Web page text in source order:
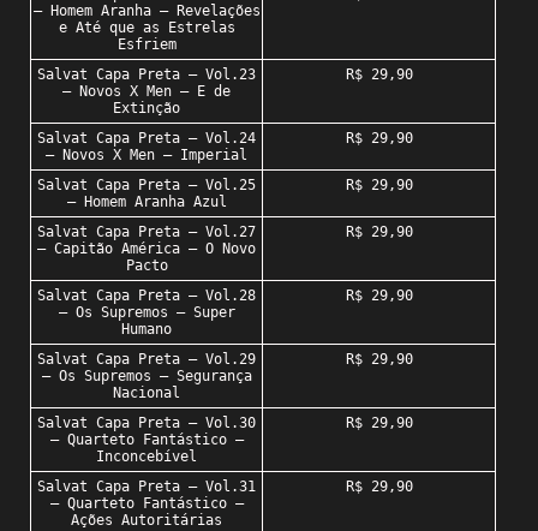
– Homem Aranha – Revelações
e Até que as Estrelas
Esfriem
Salvat Capa Preta – Vol.23
– Novos X Men – E de
Extinção
R$ 29,90
Salvat Capa Preta – Vol.24
– Novos X Men – Imperial
R$ 29,90
Salvat Capa Preta – Vol.25
– Homem Aranha Azul
R$ 29,90
Salvat Capa Preta – Vol.27
– Capitão América – O Novo
Pacto
R$ 29,90
Salvat Capa Preta – Vol.28
– Os Supremos – Super
Humano
R$ 29,90
Salvat Capa Preta – Vol.29
– Os Supremos – Segurança
Nacional
R$ 29,90
Salvat Capa Preta – Vol.30
– Quarteto Fantástico –
Inconcebível
R$ 29,90
Salvat Capa Preta – Vol.31
– Quarteto Fantástico –
Ações Autoritárias
R$ 29,90